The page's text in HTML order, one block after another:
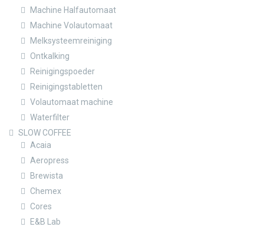
Machine Halfautomaat
Machine Volautomaat
Melksysteemreiniging
Ontkalking
Reinigingspoeder
Reinigingstabletten
Volautomaat machine
Waterfilter
SLOW COFFEE
Acaia
Aeropress
Brewista
Chemex
Cores
E&B Lab